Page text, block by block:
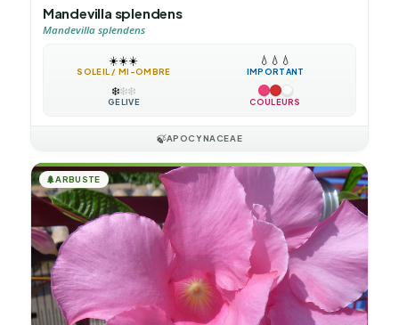
Mandevilla splendens
Mandevilla splendens
☀️☀️☀️
SOLEIL / MI-OMBRE
💧 💧 💧
IMPORTANT
❄️❄️❄️
GÉLIVE COULEURS
🍃APOCYNACEAE
🌲ARBUSTE